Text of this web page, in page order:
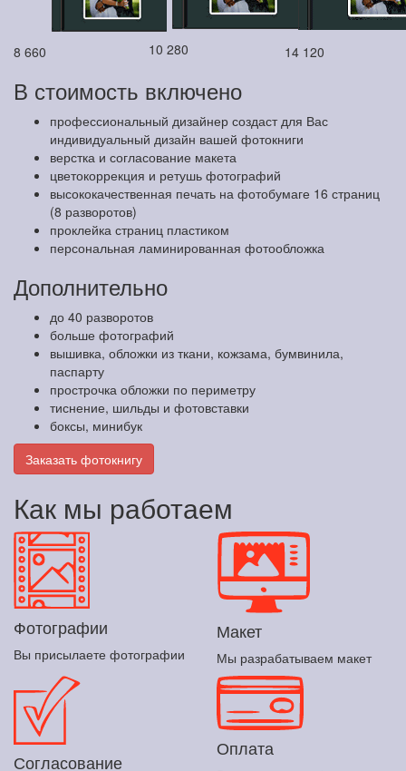
8 660 10 280 14 120
В стоимость включено
профессиональный дизайнер создаст для Вас
индивидуальный дизайн вашей фотокниги
верстка и согласование макета
цветокоррекция и ретушь фотографий
высококачественная печать на фотобумаге 16 страниц
(8 разворотов)
проклейка страниц пластиком
персональная ламинированная фотообложка
Дополнительно
до 40 разворотов
больше фотографий
вышивка, обложки из ткани, кожзама, бумвинила,
паспарту
прострочка обложки по периметру
тиснение, шильды и фотовставки
боксы, минибук
Заказать фотокнигу
Как мы работаем
Фотографии
Вы присылаете фотографии
Макет
Мы разрабатываем макет
Согласование
Оплата